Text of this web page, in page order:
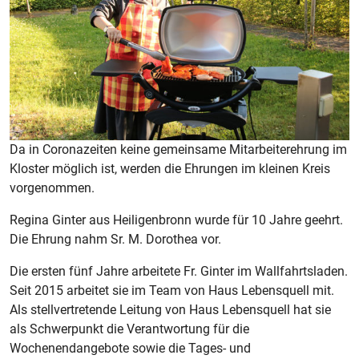
Da in Coronazeiten keine gemeinsame Mitarbeiterehrung im
Kloster möglich ist, werden die Ehrungen im kleinen Kreis
vorgenommen.
Regina Ginter aus Heiligenbronn wurde für 10 Jahre geehrt.
Die Ehrung nahm Sr. M. Dorothea vor.
Die ersten fünf Jahre arbeitete Fr. Ginter im Wallfahrtsladen.
Seit 2015 arbeitet sie im Team von Haus Lebensquell mit.
Als stellvertretende Leitung von Haus Lebensquell hat sie
als Schwerpunkt die Verantwortung für die
Wochenendangebote sowie die Tages- und